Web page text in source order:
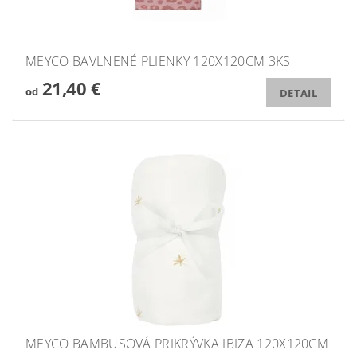
MEYCO BAVLNENÉ PLIENKY 120X120CM 3KS
od21,40 € DETAIL
MEYCO BAMBUSOVÁ PRIKRÝVKA IBIZA 120X120CM